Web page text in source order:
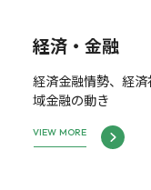
経済・金融
経済金融情勢、経
域金融の動き
VIEW MORE